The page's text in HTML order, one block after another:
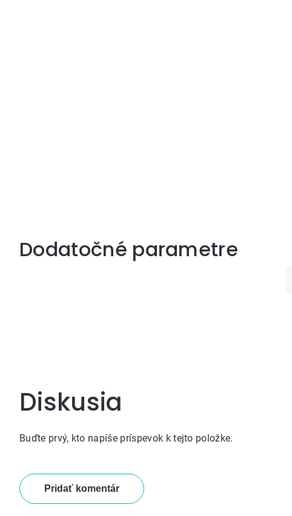
Dodatočné parametre
Diskusia
Buďte prvý, kto napíše príspevok k tejto položke.
Pridať komentár